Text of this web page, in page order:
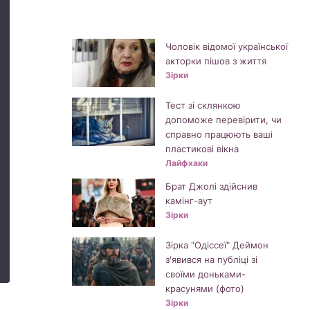
Чоловік відомої української
акторки пішов з життя
Зірки
Тест зі склянкою
допоможе перевірити, чи
справно працюють ваші
пластикові вікна
Лайфхаки
Брат Джолі здійснив
камінг-аут
Зірки
Зірка "Одіссеї" Деймон
з'явився на публіці зі
своїми доньками-
красунями (фото)
Зірки